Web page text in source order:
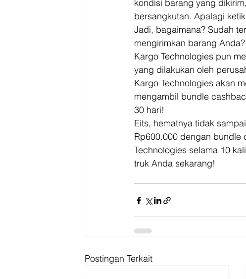
kondisi barang yang
bersangkutan. Apalagi
Jadi, bagaimana? Sudah
mengirimkan barang
Kargo Technologies pun
yang dilakukan oleh
Kargo Technologies akan
mengambil bundle
30 hari!
Eits, hematnya tidak
Rp600.000 dengan bundle
Technologies selama 10
truk Anda sekarang!
Postingan Terkait